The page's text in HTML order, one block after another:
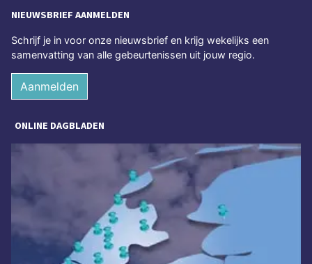
NIEUWSBRIEF AANMELDEN
Schrijf je in voor onze nieuwsbrief en krijg wekelijks een
samenvatting van alle gebeurtenissen uit jouw regio.
Aanmelden
ONLINE DAGBLADEN